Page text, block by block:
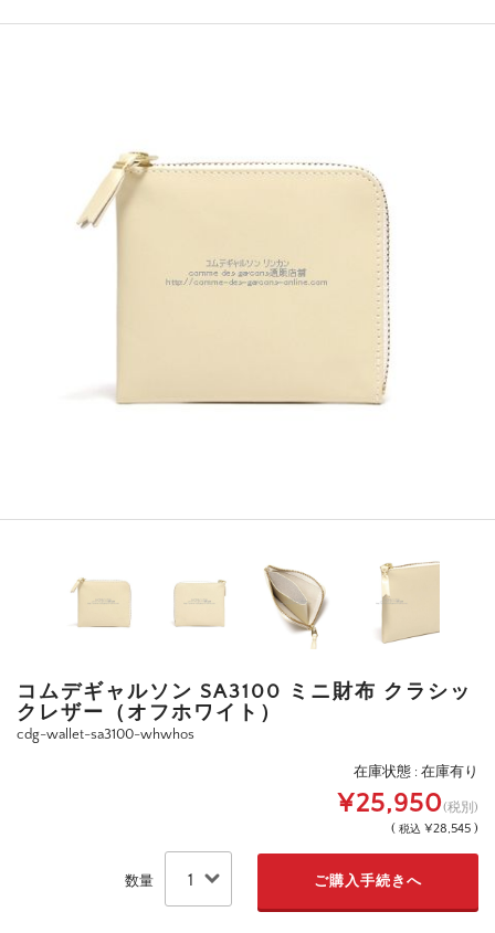
コムデギャルソン SA3100 ミニ財布 クラシッ
クレザー（オフホワイト）
cdg-wallet-sa3100-whwhos
在庫状態 : 在庫有り
¥25,950(税別)
( 税込 ¥28,545 )
数量